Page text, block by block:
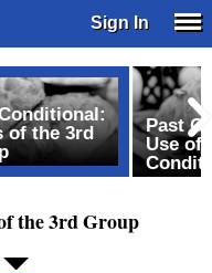
Sign In
of the 3rd
Past
Use of
the 3rd Group